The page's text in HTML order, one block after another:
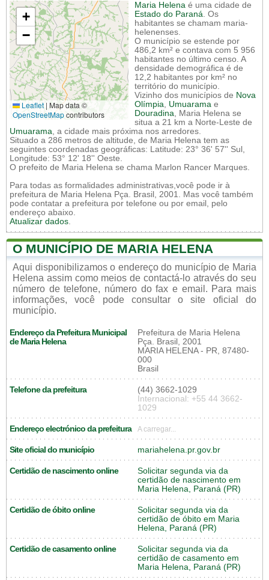
+
−
Leaflet | Map data ©
OpenStreetMapcontributors
Maria Helena é uma cidade de
Estado do Paraná. Os
habitantes se chamam maria-
helenenses.
O município se estende por
486,2 km² e contava com 5 956
habitantes no último censo. A
densidade demográfica é de
12,2 habitantes por km² no
território do município.
Vizinho dos municípios de Nova
Olímpia, Umuarama e
Douradina, Maria Helena se
situa a 21 km a Norte-Leste de
Umuarama, a cidade mais próxima nos arredores.
Situado a 286 metros de altitude, de Maria Helena tem as
seguintes coordenadas geográficas: Latitude: 23° 36' 57'' Sul,
Longitude: 53° 12' 18'' Oeste.
O prefeito de Maria Helena se chama Marlon Rancer Marques.
Para todas as formalidades administrativas,você pode ir à
prefeitura de Maria Helena Pça. Brasil, 2001. Mas você também
pode contatar a prefeitura por telefone ou por email, pelo
endereço abaixo.
Atualizar dados.
O MUNICÍPIO DE MARIA HELENA
Aqui disponibilizamos o endereço do município de Maria
Helena assim como meios de contactá-lo através do seu
número de telefone, número do fax e email. Para mais
informações, você pode consultar o site oficial do
município.
Endereço da Prefeitura Municipal
de Maria Helena
Prefeitura de Maria Helena
Pça. Brasil, 2001
MARIA HELENA - PR, 87480-
000
Brasil
Telefone da prefeitura
(44) 3662-1029
Internacional: +55 44 3662-
1029
Endereço electrónico da prefeitura A carregar...
Site oficial do município mariahelena.pr.gov.br
Certidão de nascimento online
Solicitar segunda via da
certidão de nascimento em
Maria Helena, Paraná (PR)
Certidão de óbito online
Solicitar segunda via da
certidão de óbito em Maria
Helena, Paraná (PR)
Certidão de casamento online
Solicitar segunda via da
certidão de casamento em
Maria Helena, Paraná (PR)